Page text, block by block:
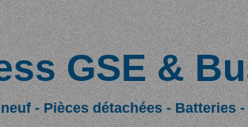
GSE &
- Pièces détachées - Batteries